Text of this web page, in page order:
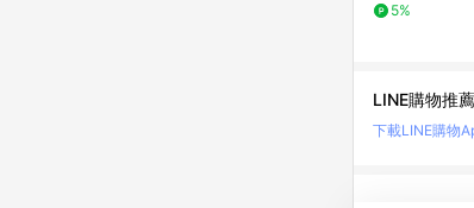
5%
LINE購物推薦
下載LINE購物